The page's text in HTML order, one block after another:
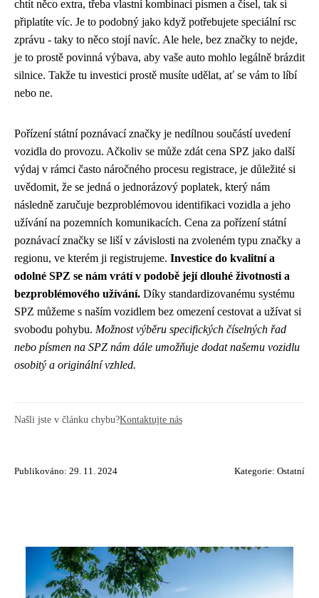
chtít něco extra, třeba vlastní kombinaci písmen a čísel, tak si
připlatíte víc. Je to podobný jako když potřebujete speciální rsc
zprávu - taky to něco stojí navíc. Ale hele, bez značky to nejde,
je to prostě povinná výbava, aby vaše auto mohlo legálně brázdit
silnice. Takže tu investici prostě musíte udělat, ať se vám to líbí
nebo ne.
Pořízení státní poznávací značky je nedílnou součástí uvedení
vozidla do provozu. Ačkoliv se může zdát cena SPZ jako další
výdaj v rámci často náročného procesu registrace, je důležité si
uvědomit, že se jedná o jednorázový poplatek, který nám
následně zaručuje bezproblémovou identifikaci vozidla a jeho
užívání na pozemních komunikacích. Cena za pořízení státní
poznávací značky se liší v závislosti na zvoleném typu značky a
regionu, ve kterém ji registrujeme. Investice do kvalitní a
odolné SPZ se nám vrátí v podobě její dlouhé životnosti a
bezproblémového užívání. Díky standardizovanému systému
SPZ můžeme s naším vozidlem bez omezení cestovat a užívat si
svobodu pohybu. Možnost výběru specifických číselných řad
nebo písmen na SPZ nám dále umožňuje dodat našemu vozidlu
osobitý a originální vzhled.
Našli jste v článku chybu?Kontaktujte nás
Publikováno: 29. 11. 2024 Kategorie: Ostatní